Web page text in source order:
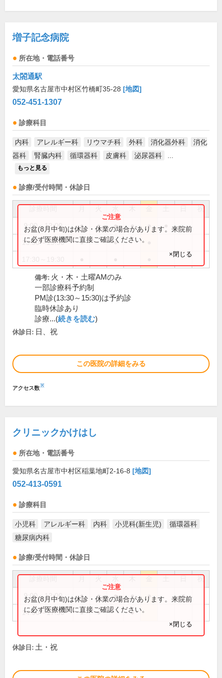
増子記念病院
所在地・電話番号
太閤通駅
愛知県名古屋市中村区竹橋町35-28 [地図]
052-451-1307
診療科目
内科 アレルギー科 リウマチ科 外科 消化器外科
消化
器科
腎臓内科 循環器科 皮膚科 泌尿器科
もっと見る
診療/受付時間・休診日
祝
9:00～12:00 ● ● ● ● ●
13:30～15:30 ● ●
お盆(8月中旬)は休診・休業の場合があります。来院前
に必ず医療機関に直接ご確認ください。
×閉じる
備考: 火・木・土曜AMのみ
一部診療科予約制
PM診(13:30～15:30)は予約診
臨時休診あり
診療...(続きを読む)
休診日: 日、祝
この医院の詳細をみる
アクセス数※
クリニックかけはし
所在地・電話番号
愛知県名古屋市中村区稲葉地町2-16-8 [地図]
052-413-0591
診療科目
小児科 アレルギー科 内科 小児科(新生児)
循環器科
糖尿病内科
診療/受付時間・休診日
祝
9:00～12:00 ● ● ● ● ● ●
14:00～17:30 ● ● ●
お盆(8月中旬)は休診・休業の場合があります。来院前
に必ず医療機関に直接ご確認ください。
×閉じる
休診日: 土・祝